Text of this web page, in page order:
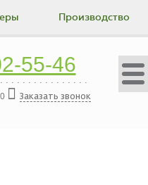
Производство
Контакты
55-46
Заказать звонок